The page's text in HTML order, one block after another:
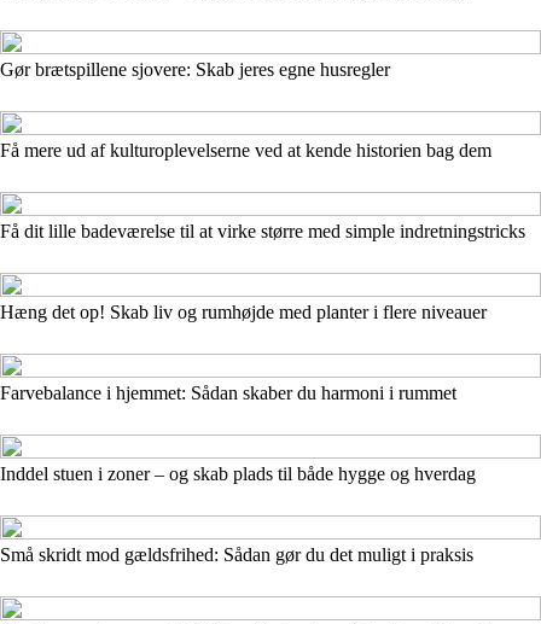
Gør brætspillene sjovere: Skab jeres egne husregler
Få mere ud af kulturoplevelserne ved at kende historien bag dem
Få dit lille badeværelse til at virke større med simple indretningstricks
Hæng det op! Skab liv og rumhøjde med planter i flere niveauer
Farvebalance i hjemmet: Sådan skaber du harmoni i rummet
Inddel stuen i zoner – og skab plads til både hygge og hverdag
Små skridt mod gældsfrihed: Sådan gør du det muligt i praksis